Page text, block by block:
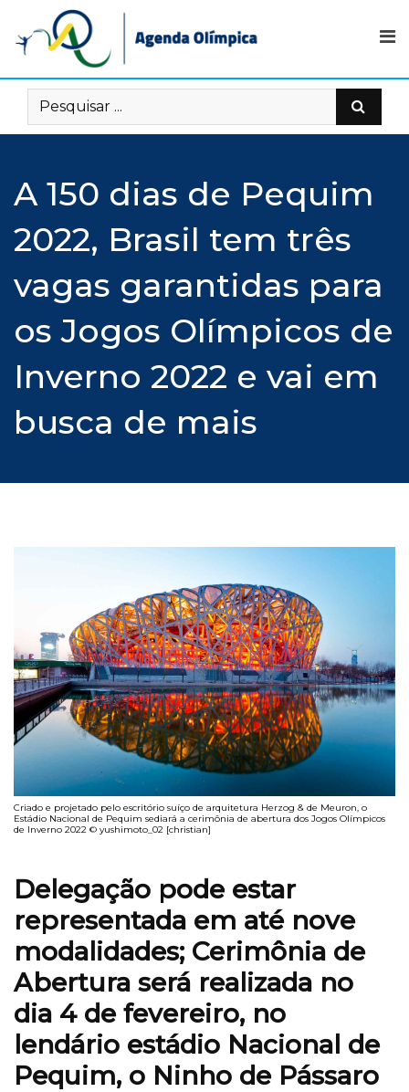
content
A 150 dias de Pequim
2022, Brasil tem três
vagas garantidas para
os Jogos Olímpicos de
Inverno 2022 e vai em
busca de mais
Criado e projetado pelo escritório suíço de arquitetura Herzog & de Meuron, o
Estádio Nacional de Pequim sediará a cerimônia de abertura dos Jogos Olímpicos
de Inverno 2022 © yushimoto_02 [christian]
Delegação pode estar
representada em até nove
modalidades; Cerimônia de
Abertura será realizada no
dia 4 de fevereiro, no
lendário estádio Nacional de
Pequim, o Ninho de Pássaro